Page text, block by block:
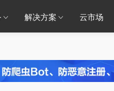
解决方案 云市场